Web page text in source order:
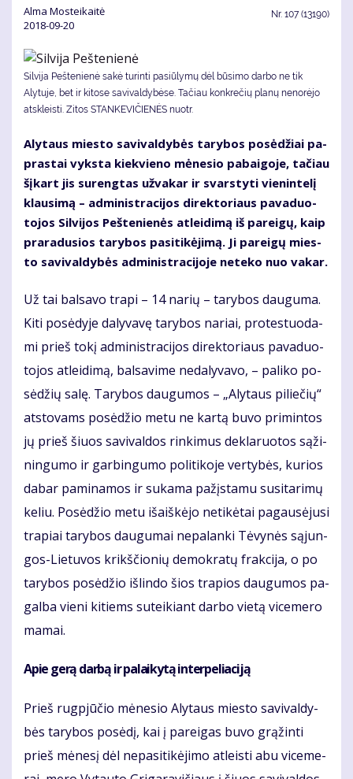
Al­ma Mos­tei­kai­tė
2018-09-20
Nr. 107 (13190)
Silvija Peštenienė sakė turinti pasiūlymų dėl būsimo darbo ne tik
Alytuje, bet ir kitose savivaldybėse. Tačiau konkrečių planų nenorėjo
atskleisti. Zitos STANKEVIČIENĖS nuotr.
Aly­taus mies­to sa­vi­val­dy­bės ta­ry­bos po­sė­džiai pa­
pras­tai vyks­ta kiek­vie­no mė­ne­sio pa­bai­go­je, ta­čiau
šį­kart jis su­reng­tas už­va­kar ir svars­ty­ti vie­nin­te­lį
klau­si­mą – ad­mi­nist­ra­ci­jos di­rek­to­riaus pa­va­duo­
to­jos Sil­vi­jos Peš­te­nie­nės at­lei­di­mą iš pa­rei­gų, kaip
pra­ra­du­sios ta­ry­bos pa­si­ti­kė­ji­mą. Ji pa­rei­gų mies­
to sa­vi­val­dy­bės ad­mi­nist­ra­ci­jo­je ne­te­ko nuo va­kar.
Už tai bal­sa­vo tra­pi – 14 na­rių – ta­ry­bos dau­gu­ma.
Ki­ti po­sė­dy­je da­ly­va­vę ta­ry­bos na­riai, pro­tes­tuo­da­
mi prieš to­kį ad­mi­nist­ra­ci­jos di­rek­to­riaus pa­va­duo­
to­jos at­lei­di­mą, bal­sa­vi­me ne­da­ly­va­vo, – pa­li­ko po­
sė­džių sa­lę. Ta­ry­bos dau­gu­mos – „Aly­taus pi­lie­čių“
at­sto­vams po­sė­džio me­tu ne kar­tą bu­vo pri­min­tos
jų prieš šiuos sa­vi­val­dos rin­ki­mus de­kla­ruo­tos są­ži­
nin­gu­mo ir gar­bin­gu­mo po­li­ti­ko­je ver­ty­bės, ku­rios
da­bar pa­mi­na­mos ir su­ka­ma pa­žįs­ta­mu su­si­ta­ri­mų
ke­liu. Po­sė­džio me­tu iš­aiš­kė­jo ne­ti­kė­tai pa­gau­sė­ju­si
tra­piai ta­ry­bos dau­gu­mai ne­pa­lan­ki Tė­vy­nės są­jun­
gos-Lie­tu­vos krikš­čio­nių de­mok­ra­tų frak­ci­ja, o po
ta­ry­bos po­sė­džio iš­lin­do šios tra­pios dau­gu­mos pa­
gal­ba vie­ni ki­tiems su­tei­kiant dar­bo vie­tą vi­ce­me­ro
ma­mai.
Apie ge­rą dar­bą ir pa­lai­ky­tą in­ter­pe­lia­ci­ją
Prieš rug­pjū­čio mė­ne­sio Aly­taus mies­to sa­vi­val­dy­
bės ta­ry­bos po­sė­dį, kai į pa­rei­gas bu­vo grą­žin­ti
prieš mė­ne­sį dėl ne­pa­si­ti­kė­ji­mo at­leis­ti abu vi­ce­me­